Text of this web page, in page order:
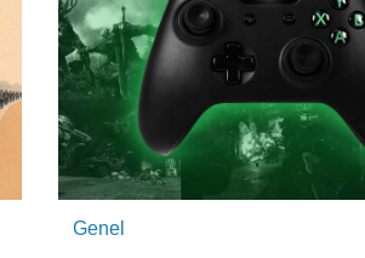
Genel